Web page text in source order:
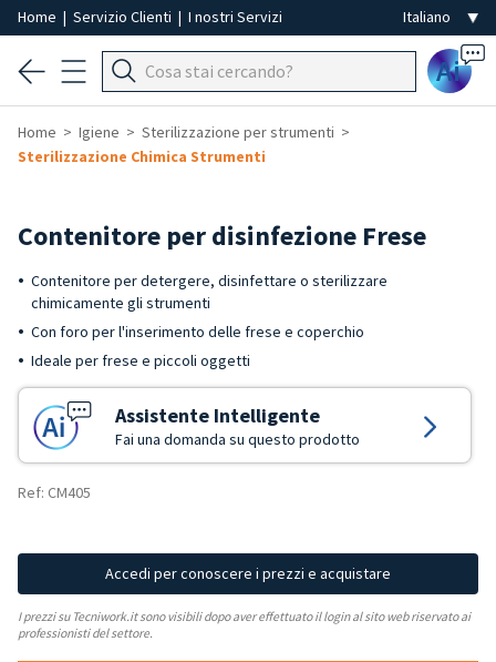
Home | Servizio Clienti | I nostri Servizi
Ai
Home Igiene
Sterilizzazione per strumenti
Sterilizzazione Chimica Strumenti
Contenitore per disinfezione Frese
Contenitore per detergere, disinfettare o sterilizzare
chimicamente gli strumenti
Con foro per l'inserimento delle frese e coperchio
Ideale per frese e piccoli oggetti
Assistente Intelligente
Fai una domanda su questo prodotto
Ref: CM405
Accedi per conoscere i prezzi e acquistare
I prezzi su Tecniwork.it sono visibili dopo aver effettuato il login al sito web riservato ai
professionisti del settore.